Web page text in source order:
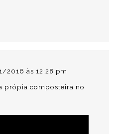
2016 às 12:28 pm
própia composteira no